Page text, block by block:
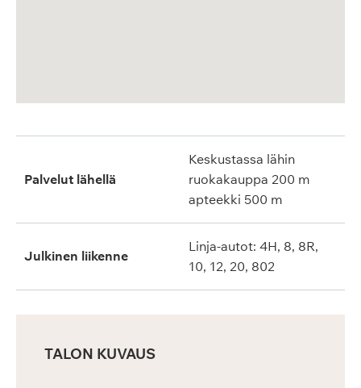
Palvelut lähellä
Keskustassa lähin
ruokakauppa 200 m
apteekki 500 m
Julkinen liikenne
Linja-autot: 4H, 8, 8R,
10, 12, 20, 802
TALON KUVAUS